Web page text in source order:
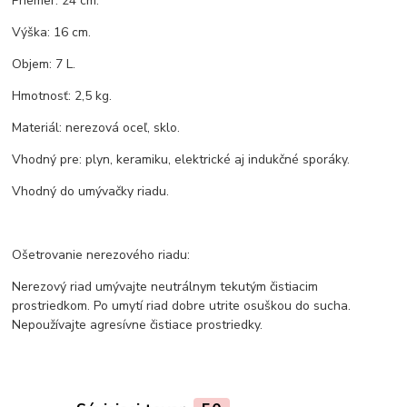
Výška: 16 cm.
Objem: 7 L.
Hmotnosť: 2,5 kg.
Materiál: nerezová oceľ, sklo.
Vhodný pre: plyn, keramiku, elektrické aj indukčné sporáky.
Vhodný do umývačky riadu.
Ošetrovanie nerezového riadu:
Nerezový riad umývajte neutrálnym tekutým čistiacim
prostriedkom. Po umytí riad dobre utrite osuškou do sucha.
Nepoužívajte agresívne čistiace prostriedky.